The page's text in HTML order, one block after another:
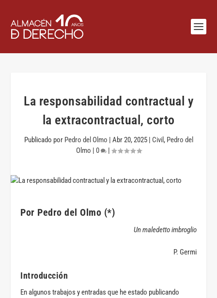
La responsabilidad contractual y
la extracontractual, corto
Publicado por Pedro del Olmo | Abr 20, 2025| Civil , Pedro del
Olmo | 0 |
Por Pedro del Olmo (*)
Un maledetto imbroglio
P. Germi
Introducción
En algunos trabajos y entradas que he estado publicando